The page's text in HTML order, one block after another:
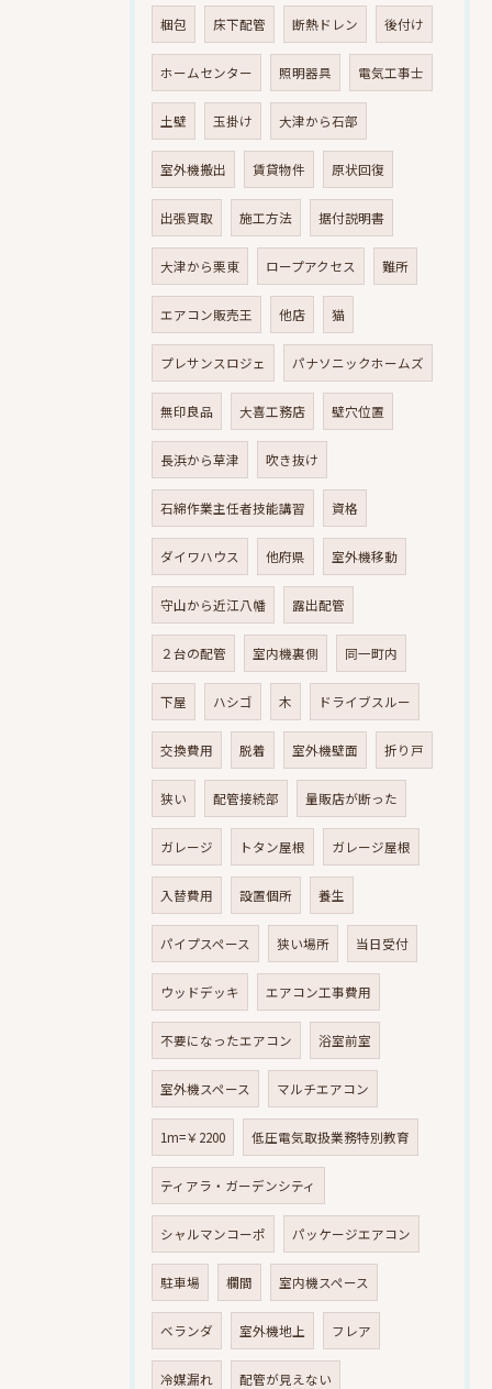
梱包 床下配管 断熱ドレン 後付け
ホームセンター 照明器具 電気工事士
土壁 玉掛け 大津から石部
室外機搬出 賃貸物件 原状回復
出張買取 施工方法 据付説明書
大津から栗東 ロープアクセス 難所
エアコン販売王 他店 猫
プレサンスロジェ パナソニックホームズ
無印良品 大喜工務店 壁穴位置
長浜から草津 吹き抜け
石綿作業主任者技能講習 資格
ダイワハウス 他府県 室外機移動
守山から近江八幡 露出配管
２台の配管 室内機裏側 同一町内
下屋 ハシゴ 木 ドライブスルー
交換費用 脱着 室外機壁面 折り戸
狭い 配管接続部 量販店が断った
ガレージ トタン屋根 ガレージ屋根
入替費用 設置個所 養生
パイプスペース 狭い場所 当日受付
ウッドデッキ エアコン工事費用
不要になったエアコン 浴室前室
室外機スペース マルチエアコン
1m=￥2200 低圧電気取扱業務特別教育
ティアラ・ガーデンシティ
シャルマンコーポ パッケージエアコン
駐車場 欄間 室内機スペース
ベランダ 室外機地上 フレア
冷媒漏れ 配管が見えない